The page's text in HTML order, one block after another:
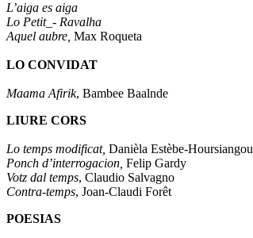
L’aiga es aiga
Lo Petit_- Ravalha
Aquel aubre, Max Roqueta
LO CONVIDAT
Maama Afirik, Bambee Baalnde
LIURE CORS
Lo temps modificat, Danièla Estèbe-Hoursiangou
Ponch d’interrogacion, Felip Gardy
Votz dal temps, Claudio Salvagno
Contra-temps, Joan-Claudi Forêt
POESIAS